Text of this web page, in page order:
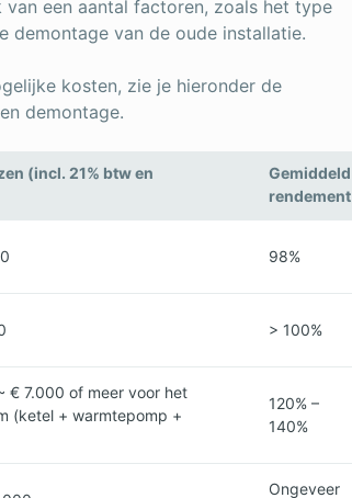
een aantal factoren, zoals het type
demontage van de oude installatie.
kosten, zie je hieronder de
demontage.
(incl. 21% btw en
Gemiddeld
rendement
98%
> 100%
€ 7.000 of meer voor het
(ketel + warmtepomp +
120% –
140%
Ongeveer